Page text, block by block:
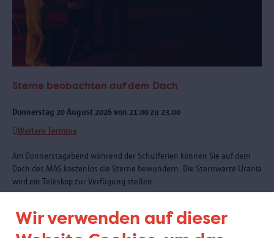
Wir verwenden auf dieser
Sterne beobachten auf dem Dach
Donnerstag 20 August 2026 von 21:00 zu 23:00
Weitere Termine
Am Donnerstagabend während der Schulferien können Sie auf dem
Dach des MAS kostenlos die Sterne bewundern. Die Sternwarte Urania
wird ein Teleskop zur Verfügung stellen.